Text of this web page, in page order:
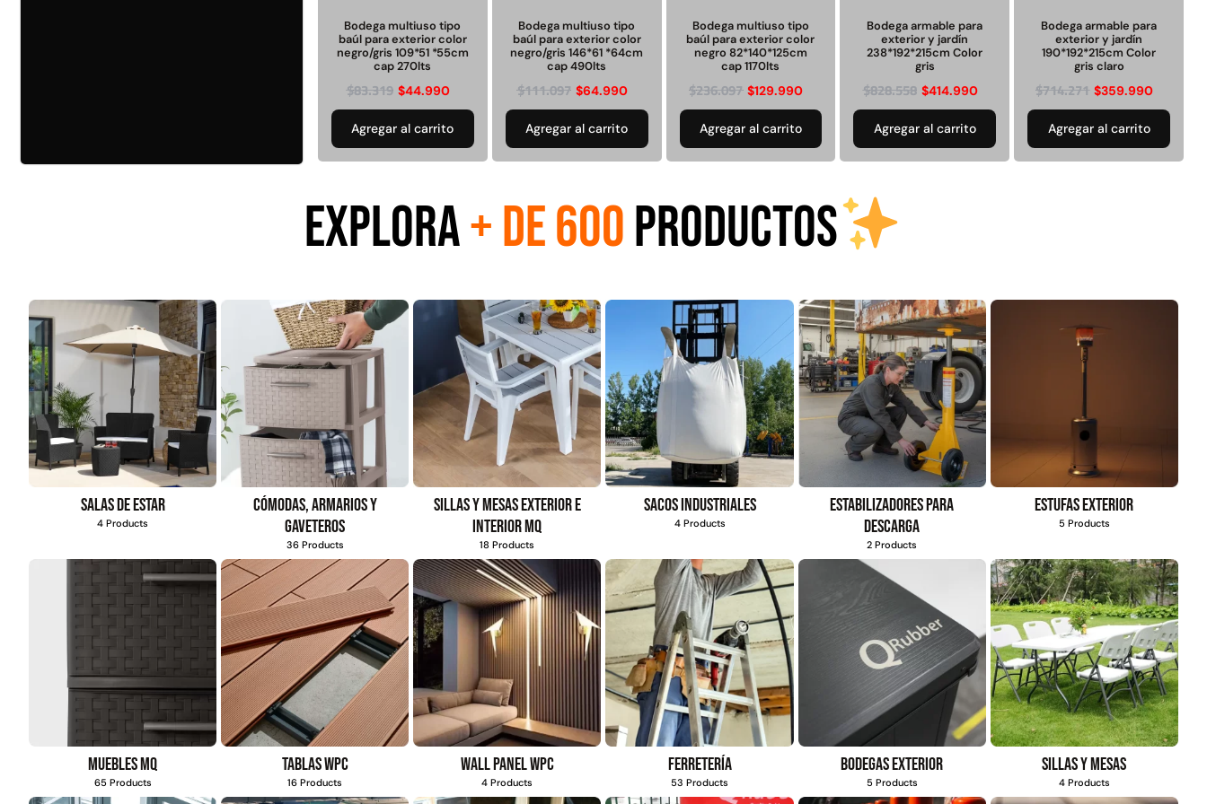
Bodega multiuso tipo
baúl para exterior color
negro/gris 109*51 *55cm
cap 270lts
$83.319 $44.990
Agregar al carrito
Bodega multiuso tipo
baúl para exterior color
negro/gris 146*61 *64cm
cap 490lts
$111.097 $64.990
Agregar al carrito
Bodega multiuso tipo
baúl para exterior color
negro 82*140*125cm
cap 1170lts
$236.097 $129.990
Agregar al carrito
Bodega armable para
exterior y jardín
238*192*215cm Color
gris
$828.558 $414.990
Agregar al carrito
Bodega armable para
exterior y jardín
190*192*215cm Color
gris claro
$714.271 $359.990
Agregar al carrito
EXPLORA+ DE 600PRODUCTOS
Salas de estar
4 Products
Cómodas, armarios y
gaveteros
36 Products
Sillas y mesas exterior e
interior MQ
18 Products
Sacos industriales
4 Products
Estabilizadores para
descarga
2 Products
Estufas exterior
5 Products
Muebles MQ
65 Products
Tablas WPC
16 Products
Wall Panel WPC
4 Products
Ferretería
53 Products
Bodegas exterior
5 Products
Sillas y mesas
4 Products
Blanco
Negro/Amarillo 9
Naranjo
6
Ver más
FILTRAR POR MARCA
QRubber 418
MQ 73
FILTRAR POR DISEÑO
10
9
Estriado
Puzzle
Madera 2
Hidráulica carga 10ton
22.711.412
11.790.000
Agregar al
carrito
QplayGround
5.926.486
Leer más
QplayGround
4.859.984
Leer más
QplayGround
4.790.000
Agregar al
carrito
QplayGround
Leer más
QplayGround
$4.415.700
Leer más
37%
Juego Modular 03
QplayGround
5.987.128
3.790.990
Agregar al
carrito
Pasto sintético
ornamental Importado
USA: Crown densidad
4,57*30,48mts
$2.892.120
Leer más
Transpaleta eléctrica
carga de 2tn
2.842.858
Agregar al
carrito
Apilador manual carga
capacidad 1000kg
1.470.788
Leer más
Pasto sintético
ornamental Importado
USA: Paradise
densidad 42mm Rollo
38%
Apilador manual
ancho ajustable
Capacidad 1tn Lev.
2,5mts
49%
Pasto sintético
ornamental Importado
USA: Summer
densidad 35mm Rollo
22%
Empaquetadura 1/4"
6.4mm hypalon sin
tela 3 MPA
Empaquetadura 3/16"
4.8mm neopreno con